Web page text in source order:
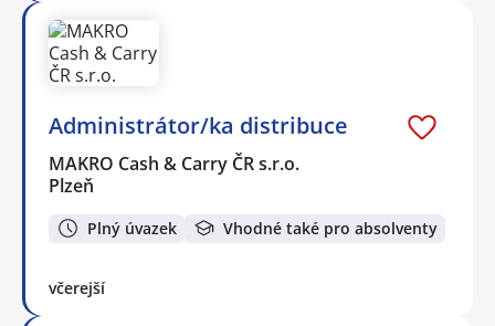
Administrátor/ka distribuce
MAKRO Cash & Carry ČR s.r.o.
Plzeň
Plný úvazek Vhodné také pro absolventy
včerejší